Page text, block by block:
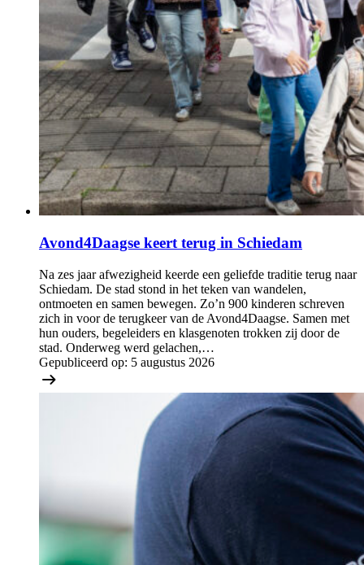
Avond4Daagse keert terug in Schiedam
Na zes jaar afwezigheid keerde een geliefde traditie terug naar
Schiedam. De stad stond in het teken van wandelen,
ontmoeten en samen bewegen. Zo’n 900 kinderen schreven
zich in voor de terugkeer van de Avond4Daagse. Samen met
hun ouders, begeleiders en klasgenoten trokken zij door de
stad. Onderweg werd gelachen,…
Gepubliceerd op: 5 augustus 2026